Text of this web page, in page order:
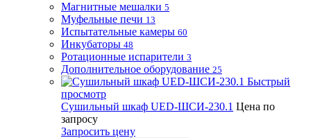
Магнитные мешалки 5
Муфельные печи 13
Испытательные камеры 60
Инкубаторы 48
Ротационные испарители 3
Дополнительное оборудование 25
Быстрый
просмотр
Сушильный шкаф UED-ШСИ-230.1 Цена по
запросу
Запросить цену